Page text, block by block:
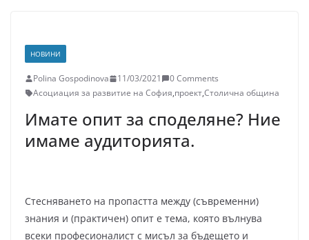
НОВИНИ
Polina Gospodinova 11/03/2021
0 Comments
Асоциация за развитие на София,проект,Столична община
Имате опит за споделяне? Ние
имаме аудиторията.
Стесняването на пропастта между (съвременни)
знания и (практичен) опит е тема, която вълнува
всеки професионалист с мисъл за бъдещето и